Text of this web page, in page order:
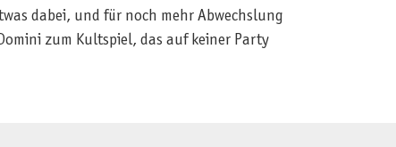
dabei, und für noch mehr Abwechslung
zum Kultspiel, das auf keiner Party